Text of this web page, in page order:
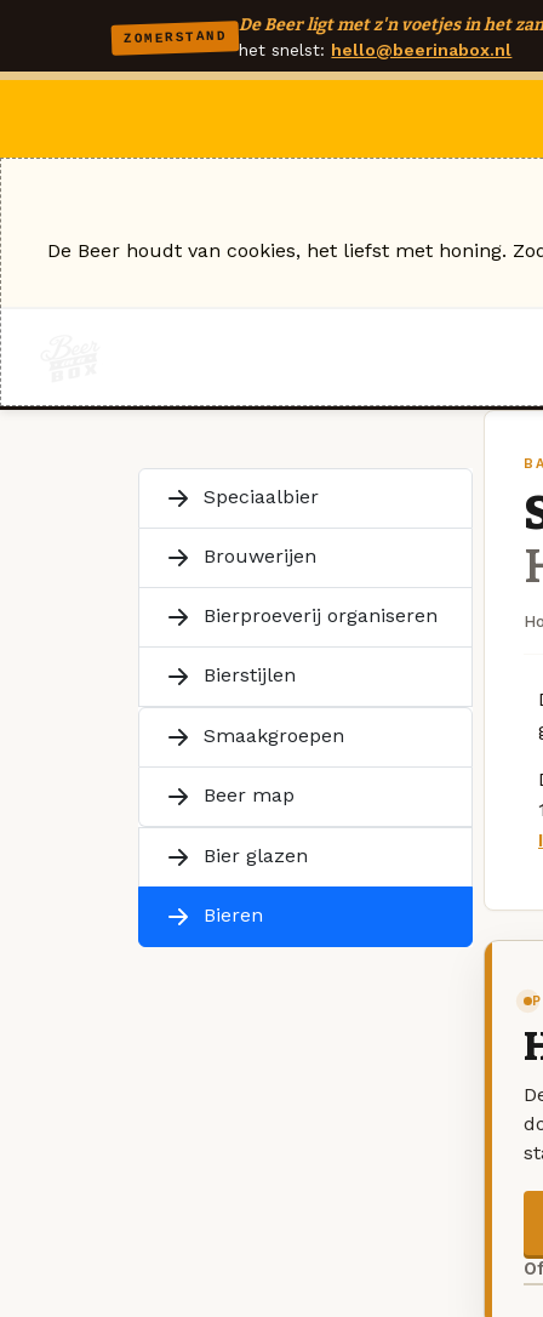
ZOMERSTAND
De Beer ligt met z'n voetjes in het
het snelst: hello@beerinabox.nl
Speciaalbier
Brouwerijen
Bierproeverij organiseren
Bierstijlen
Smaakgroepen
Beer map
Bier glazen
Bieren
De Beer houdt van cookies, het liefst met honing.